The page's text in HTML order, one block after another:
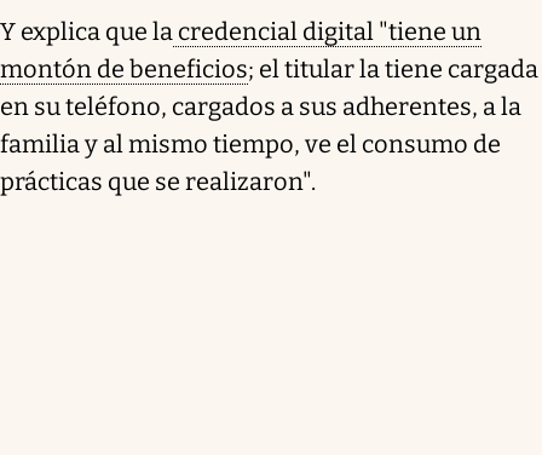
Y explica que la credencial digital "tiene un
montón de beneficios; el titular la tiene cargada
en su teléfono, cargados a sus adherentes, a la
familia y al mismo tiempo, ve el consumo de
prácticas que se realizaron".